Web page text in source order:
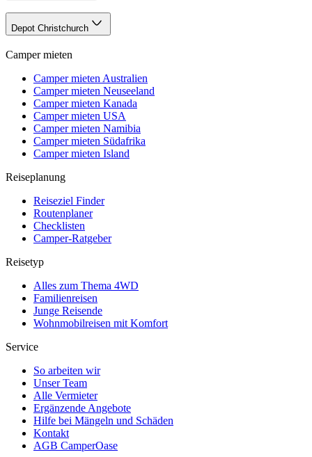
Depot Christchurch
Camper mieten
Camper mieten Australien
Camper mieten Neuseeland
Camper mieten Kanada
Camper mieten USA
Camper mieten Namibia
Camper mieten Südafrika
Camper mieten Island
Reiseplanung
Reiseziel Finder
Routenplaner
Checklisten
Camper-Ratgeber
Reisetyp
Alles zum Thema 4WD
Familienreisen
Junge Reisende
Wohnmobilreisen mit Komfort
Service
So arbeiten wir
Unser Team
Alle Vermieter
Ergänzende Angebote
Hilfe bei Mängeln und Schäden
Kontakt
AGB CamperOase